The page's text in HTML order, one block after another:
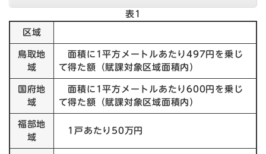
表1
区域
鳥取地
域
面積に1平方メートルあたり497円を乗じ
て得た額（賦課対象区域面積内）
国府地
域
面積に1平方メートルあたり600円を乗じ
て得た額（賦課対象区域面積内）
福部地
域
1戸あたり50万円